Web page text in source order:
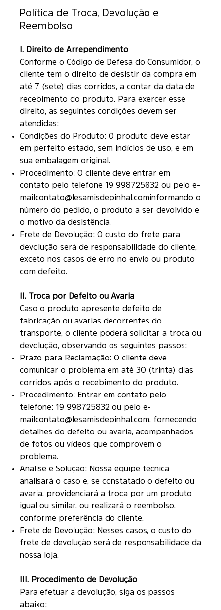
Política de Troca, Devolução e
Reembolso
I. Direito de Arrependimento
Conforme o Código de Defesa do Consumidor, o
cliente tem o direito de desistir da compra em
até 7 (sete) dias corridos, a contar da data de
recebimento do produto. Para exercer esse
direito, as seguintes condições devem ser
atendidas:
Condições do Produto: O produto deve estar
em perfeito estado, sem indícios de uso, e em
sua embalagem original.
Procedimento: O cliente deve entrar em
contato pelo telefone 19 998725832 ou pelo e-
mailcontato@lesamisdepinhal.cominformando o
número do pedido, o produto a ser devolvido e
o motivo da desistência.
Frete de Devolução: O custo do frete para
devolução será de responsabilidade do cliente,
exceto nos casos de erro no envio ou produto
com defeito.
II. Troca por Defeito ou Avaria
Caso o produto apresente defeito de
fabricação ou avarias decorrentes do
transporte, o cliente poderá solicitar a troca ou
devolução, observando os seguintes passos:
Prazo para Reclamação: O cliente deve
comunicar o problema em até 30 (trinta) dias
corridos após o recebimento do produto.
Procedimento: Entrar em contato pelo
telefone: 19 998725832 ou pelo e-
mailcontato@lesamisdepinhal.com, fornecendo
detalhes do defeito ou avaria, acompanhados
de fotos ou vídeos que comprovem o
problema.
Análise e Solução: Nossa equipe técnica
analisará o caso e, se constatado o defeito ou
avaria, providenciará a troca por um produto
igual ou similar, ou realizará o reembolso,
conforme preferência do cliente.
Frete de Devolução: Nesses casos, o custo do
frete de devolução será de responsabilidade da
nossa loja.
III. Procedimento de Devolução
Para efetuar a devolução, siga os passos
abaixo: